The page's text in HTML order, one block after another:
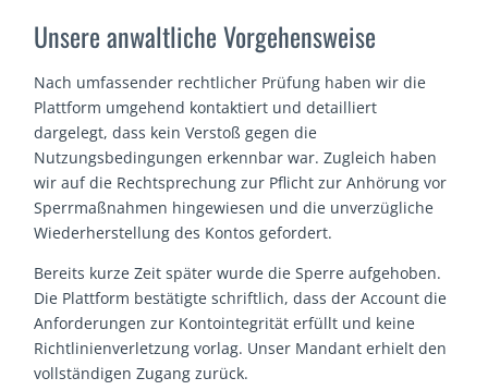
Unsere anwaltliche Vorgehensweise
Nach umfassender rechtlicher Prüfung haben wir die
Plattform umgehend kontaktiert und detailliert
dargelegt, dass kein Verstoß gegen die
Nutzungsbedingungen erkennbar war. Zugleich haben
wir auf die Rechtsprechung zur Pflicht zur Anhörung vor
Sperrmaßnahmen hingewiesen und die unverzügliche
Wiederherstellung des Kontos gefordert.
Bereits kurze Zeit später wurde die Sperre aufgehoben.
Die Plattform bestätigte schriftlich, dass der Account die
Anforderungen zur Kontointegrität erfüllt und keine
Richtlinienverletzung vorlag. Unser Mandant erhielt den
vollständigen Zugang zurück.